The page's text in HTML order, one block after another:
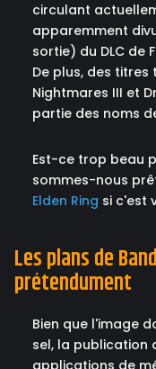
circulant
apparemment
sortie) du DLC de
De plus, des titres
Nightmares III et
partie des noms
Est-ce trop beau
sommes-nous
Elden Ring si c'est
Les plans de
prétendument
Bien que l'image
sel, la publication